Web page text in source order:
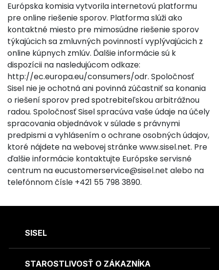
Európska komisia vytvorila internetovú platformu
pre online riešenie sporov. Platforma slúži ako
kontaktné miesto pre mimosúdne riešenie sporov
týkajúcich sa zmluvných povinností vyplývajúcich z
online kúpnych zmlúv. Ďalšie informácie sú k
dispozícii na nasledujúcom odkaze:
http://ec.europa.eu/consumers/odr. Spoločnosť
Sisel nie je ochotná ani povinná zúčastniť sa konania
o riešení sporov pred spotrebiteľskou arbitrážnou
radou. Spoločnosť Sisel spracúva vaše údaje na účely
spracovania objednávok v súlade s právnymi
predpismi a vyhlásením o ochrane osobných údajov,
ktoré nájdete na webovej stránke www.sisel.net. Pre
ďalšie informácie kontaktujte Európske servisné
centrum naeucustomerservice@sisel.net alebo na
telefónnom čísle +421 55 798 3890.
SISEL
STAROSTLIVOSŤ O ZÁKAZNÍKA